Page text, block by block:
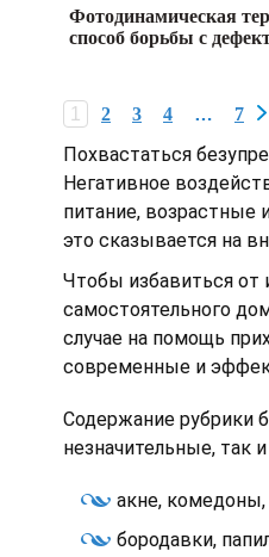
Фотодинамическая
способ борьбы с
1 2 3 4 … 7
Похвастаться
Негативное
питание, возрастные
это сказывается на
Чтобы избавиться от
самостоятельного
случае на помощь
современные и
Содержание рубрики
незначительные, так
акне,
бородавки,